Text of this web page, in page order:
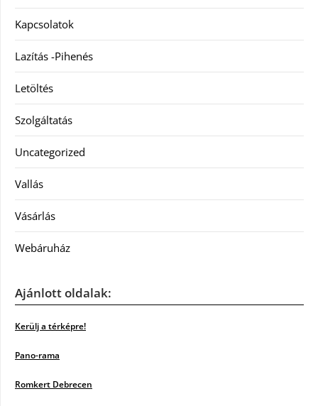
Kapcsolatok
Lazítás -Pihenés
Letöltés
Szolgáltatás
Uncategorized
Vallás
Vásárlás
Webáruház
Ajánlott oldalak:
Kerülj a térképre!
Pano-rama
Romkert Debrecen